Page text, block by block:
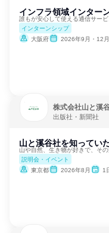
インフラ領域インター
誰もが安心して使える通信サー
インターンシップ
大阪府
2026年9月・12月
株式会社山と溪
出版社・新聞社
山と溪谷社を知ってい
説明会・イベント
東京都
2026年8月 1